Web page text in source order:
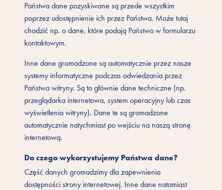
Państwa dane pozyskiwane są przede wszystkim
poprzez udostępnienie ich przez Państwa. Może tutaj
chodzić np. o dane, które podają Państwo w formularzu
kontaktowym.
Inne dane gromadzone są automatycznie przez nasze
systemy informatyczne podczas odwiedzania przez
Państwa witryny. Są to głównie dane techniczne (np.
przeglądarka internetowa, system operacyjny lub czas
wyświetlenia witryny). Dane te są gromadzone
automatycznie natychmiast po wejściu na naszą stronę
internetową.
Do czego wykorzystujemy Państwa dane?
Część danych gromadzimy dla zapewnienia
dostępności strony internetowej. Inne dane natomiast